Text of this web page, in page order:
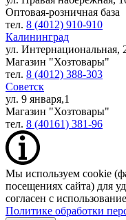
Оптовая-розничная база
тел. 8 (4012) 910-910
Калининград
ул. Интернациональная,
Магазин "Хозтовары"
тел. 8 (4012) 388-303
Советск
ул. 9 января,1
Магазин "Хозтовары"
тел. 8 (40161) 381-96
Мы используем cookie
посещениях сайта) для
согласен с
Политике обработки